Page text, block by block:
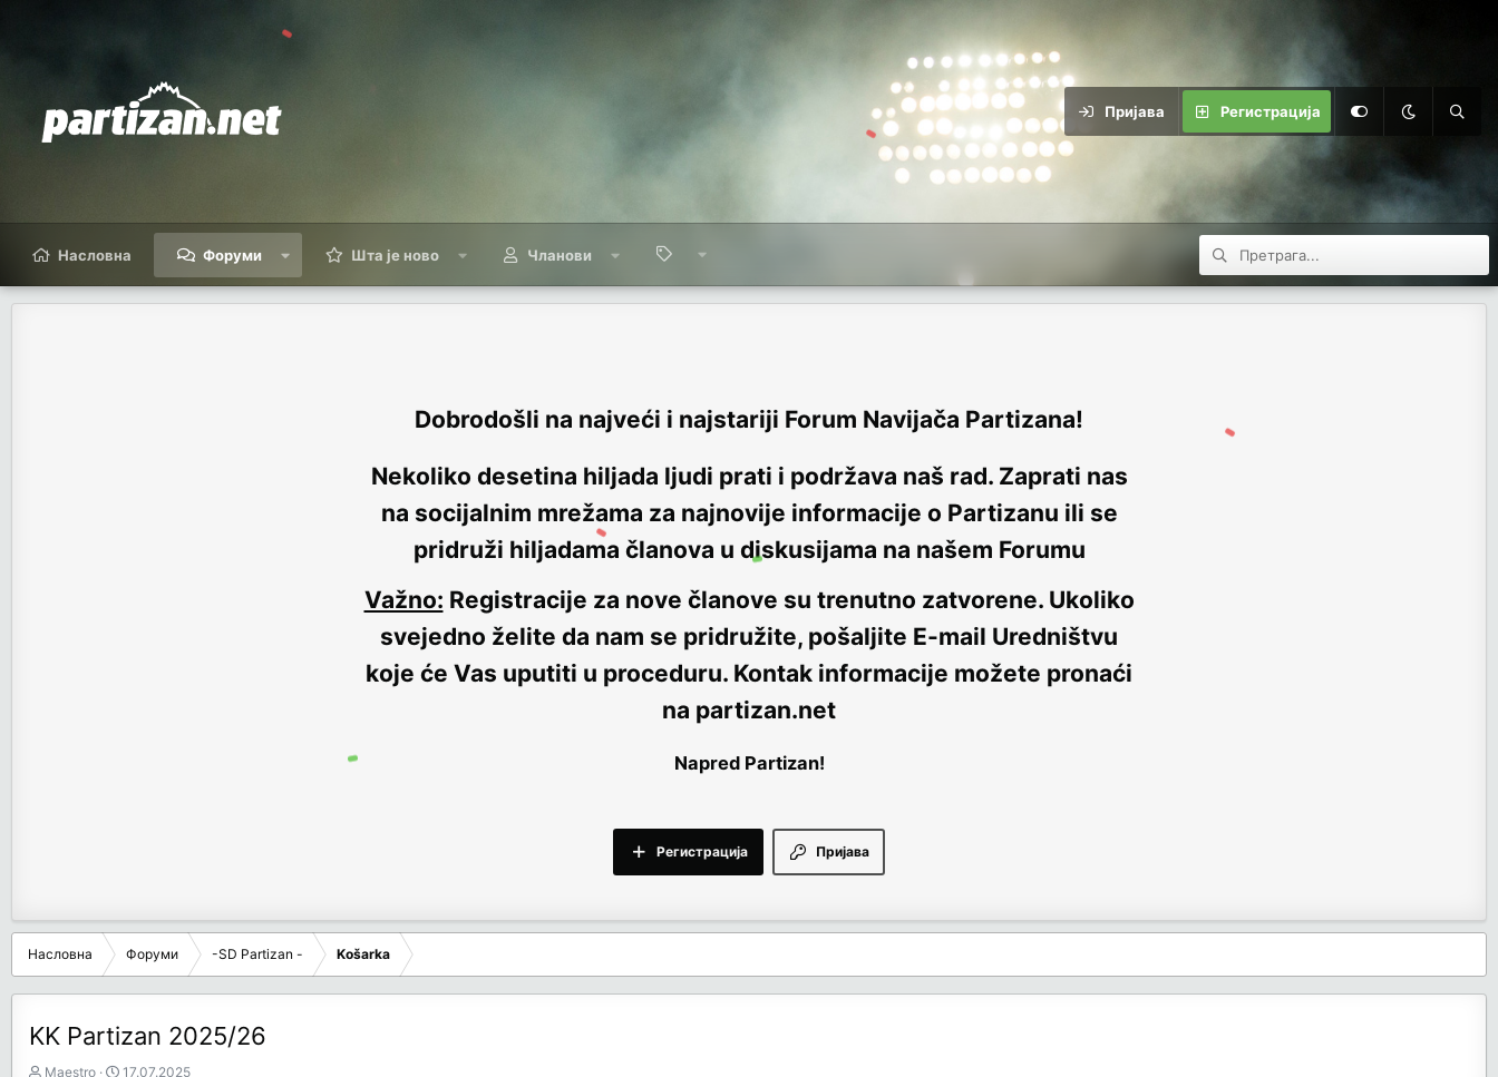
Пријава Регистрација
Насловна Форуми Шта је ново Чланови
Dobrodošli na najveći i najstariji Forum Navijača Partizana!
Nekoliko desetina hiljada ljudi prati i podržava naš rad. Zaprati nas
na socijalnim mrežama za najnovije informacije o Partizanu ili se
pridruži hiljadama članova u diskusijama na našem Forumu
Važno: Registracije za nove članove su trenutno zatvorene. Ukoliko
svejedno želite da nam se pridružite, pošaljite E-mail Uredništvu
koje će Vas uputiti u proceduru. Kontak informacije možete pronaći
na partizan.net
Napred Partizan!
Пријава
Регистрација
Насловна Форуми -SD Partizan - Košarka
KK Partizan 2025/26
З
Maestro
Д
17.07.2025